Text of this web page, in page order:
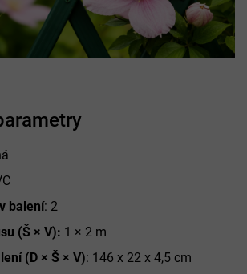
balení: 2
(Š × V): 1 × 2 m
(D × Š × V): 146 x 22 x 4,5 cm